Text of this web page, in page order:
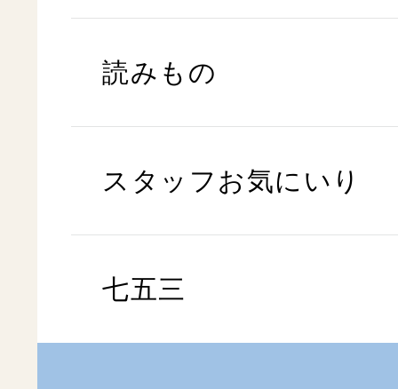
読みもの
スタッフお気にいり
七五三